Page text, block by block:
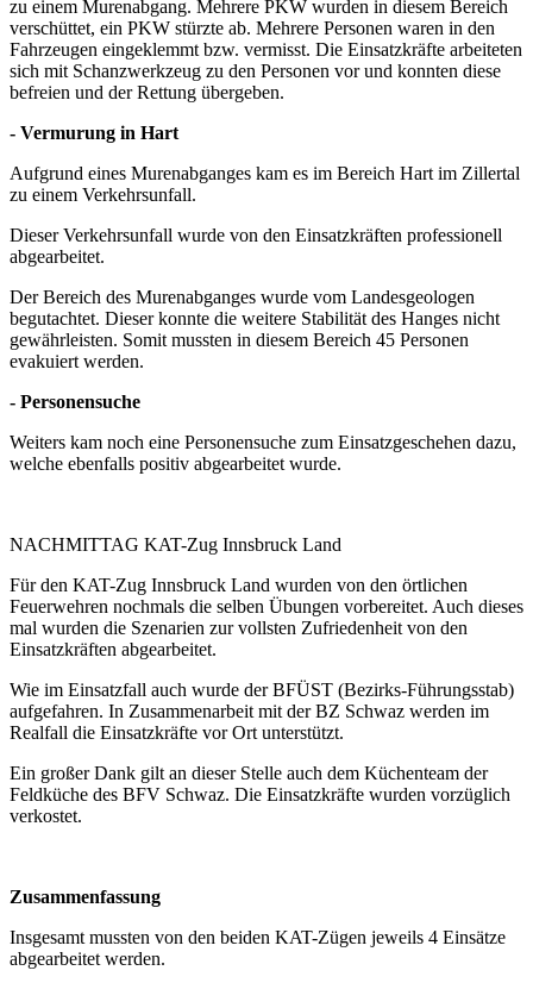
zu einem Murenabgang. Mehrere PKW wurden in diesem Bereich
verschüttet, ein PKW stürzte ab. Mehrere Personen waren in den
Fahrzeugen eingeklemmt bzw. vermisst. Die Einsatzkräfte arbeiteten
sich mit Schanzwerkzeug zu den Personen vor und konnten diese
befreien und der Rettung übergeben.
- Vermurung in Hart
Aufgrund eines Murenabganges kam es im Bereich Hart im Zillertal
zu einem Verkehrsunfall.
Dieser Verkehrsunfall wurde von den Einsatzkräften professionell
abgearbeitet.
Der Bereich des Murenabganges wurde vom Landesgeologen
begutachtet. Dieser konnte die weitere Stabilität des Hanges nicht
gewährleisten. Somit mussten in diesem Bereich 45 Personen
evakuiert werden.
- Personensuche
Weiters kam noch eine Personensuche zum Einsatzgeschehen dazu,
welche ebenfalls positiv abgearbeitet wurde.
NACHMITTAG KAT-Zug Innsbruck Land
Für den KAT-Zug Innsbruck Land wurden von den örtlichen
Feuerwehren nochmals die selben Übungen vorbereitet. Auch dieses
mal wurden die Szenarien zur vollsten Zufriedenheit von den
Einsatzkräften abgearbeitet.
Wie im Einsatzfall auch wurde der BFÜST (Bezirks-Führungsstab)
aufgefahren. In Zusammenarbeit mit der BZ Schwaz werden im
Realfall die Einsatzkräfte vor Ort unterstützt.
Ein großer Dank gilt an dieser Stelle auch dem Küchenteam der
Feldküche des BFV Schwaz. Die Einsatzkräfte wurden vorzüglich
verkostet.
Zusammenfassung
Insgesamt mussten von den beiden KAT-Zügen jeweils 4 Einsätze
abgearbeitet werden.